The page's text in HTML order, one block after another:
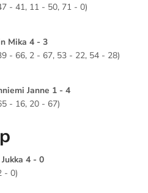
- 41, 11 - 50, 71 - 0)
Mika 4 - 3
- 66, 2 - 67, 53 - 22, 54 - 28)
Janne 1 - 4
- 16, 20 - 67)
4 - 0
- 0)